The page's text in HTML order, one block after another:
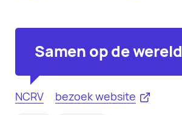
Samen op de wereld
NCRV bezoek website